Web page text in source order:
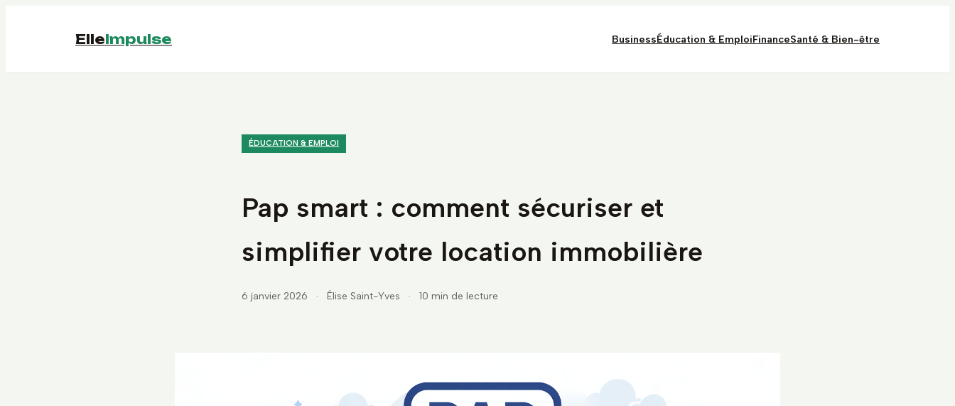
ElleImpulse BusinessÉducation & EmploiFinanceSanté & Bien-être
ÉDUCATION & EMPLOI
Pap smart : comment sécuriser et
simplifier votre location immobilière
6 janvier 2026 · Élise Saint-Yves · 10 min de lecture